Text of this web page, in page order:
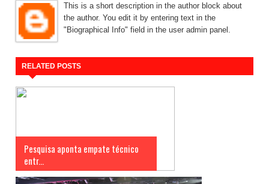
This is a short description in the author block about
the author. You edit it by entering text in the
"Biographical Info" field in the user admin panel.
RELATED POSTS
Pesquisa aponta empate técnico
entr...